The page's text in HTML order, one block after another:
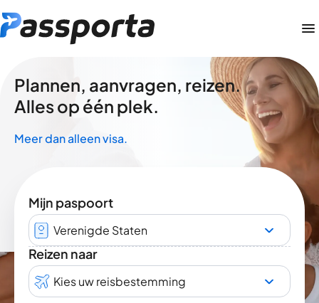
Plannen, aanvragen, reizen.
Alles op één plek.
Meer dan alleen visa.
Mijn paspoort
Verenigde Staten
Reizen naar
Kies uw reisbestemming